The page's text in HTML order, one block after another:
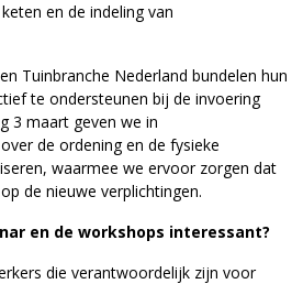
en de indeling van
Tuinbranche Nederland bundelen hun
te ondersteunen bij de invoering
3 maart geven we in
de ordening en de fysieke
waarmee we ervoor zorgen dat
de nieuwe verplichtingen.
en de workshops interessant?
die verantwoordelijk zijn voor